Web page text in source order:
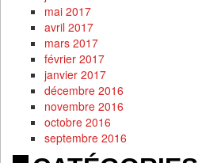
mai 2017
avril 2017
mars 2017
février 2017
janvier 2017
décembre 2016
novembre 2016
octobre 2016
septembre 2016